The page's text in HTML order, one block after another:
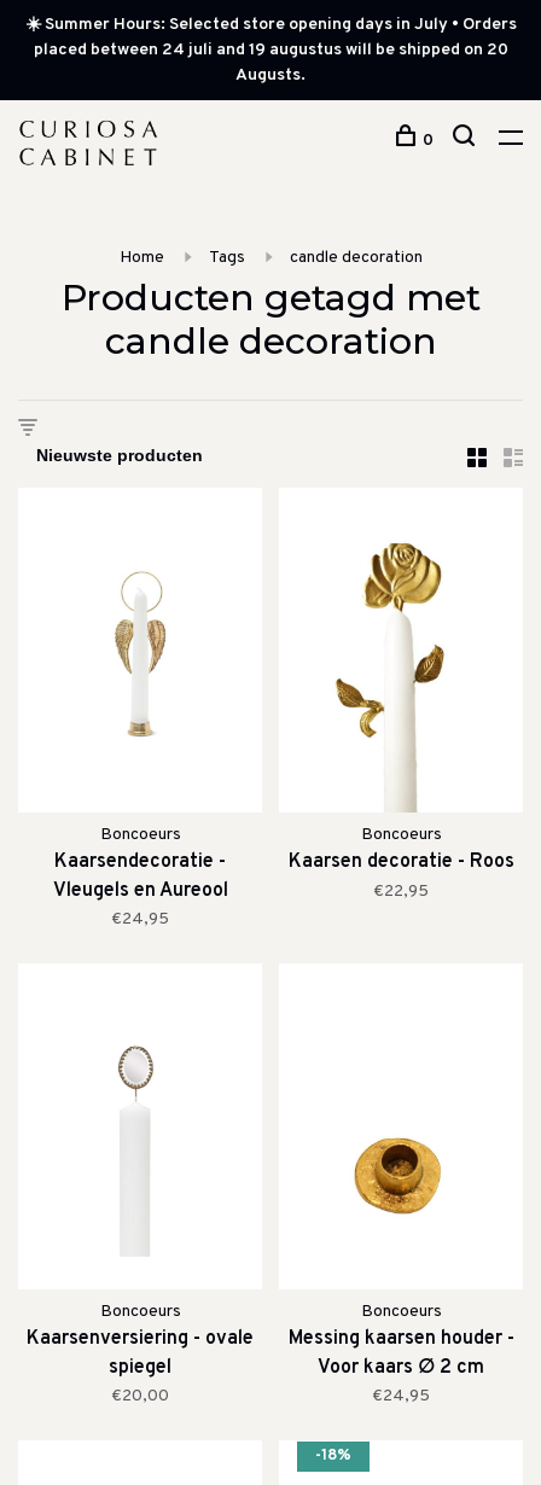
☀️ Summer Hours: Selected store opening days in July • Orders
placed between 24 juli and 19 augustus will be shipped on 20
Augusts.
0
Home Tags candle decoration
Producten getagd met
candle decoration
Boncoeurs
Kaarsendecoratie -
Vleugels en Aureool
€24,95
Boncoeurs
Kaarsen decoratie - Roos
€22,95
Boncoeurs
Kaarsenversiering - ovale
spiegel
€20,00
Boncoeurs
Messing kaarsen houder -
Voor kaars ∅ 2 cm
€24,95
-18%